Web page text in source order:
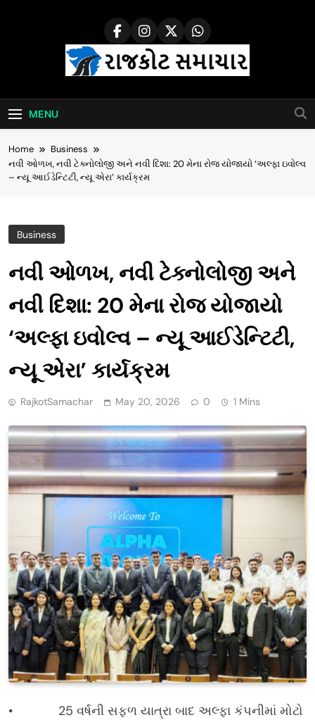
Rajkot Samachar
MENU
Home
Business
નવી ઓળખ, નવી ટેક્નોલોજી અને નવી દિશા: 20 મેના રોજ યોજાયો ‘અલ્ફા ઇવોલ્વ
– ન્યૂ આઈડેન્ટિટી, ન્યૂ એરા’ કાર્યક્રમ
Business
નવી ઓળખ, નવી ટેક્નોલોજી અને
નવી દિશા: 20 મેના રોજ યોજાયો
‘અલ્ફા ઇવોલ્વ – ન્યૂ આઈડેન્ટિટી,
ન્યૂ એરા’ કાર્યક્રમ
RajkotSamachar May 20, 2026 0 1 Mins
• 25 વર્ષની સફળ યાત્રા બાદ અલ્ફા કંપનીમાં મોટો